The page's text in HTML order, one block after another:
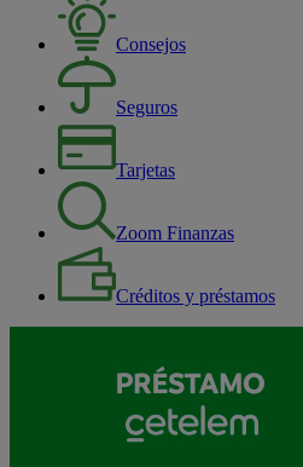
Consejos
Seguros
Tarjetas
Zoom Finanzas
Créditos y préstamos